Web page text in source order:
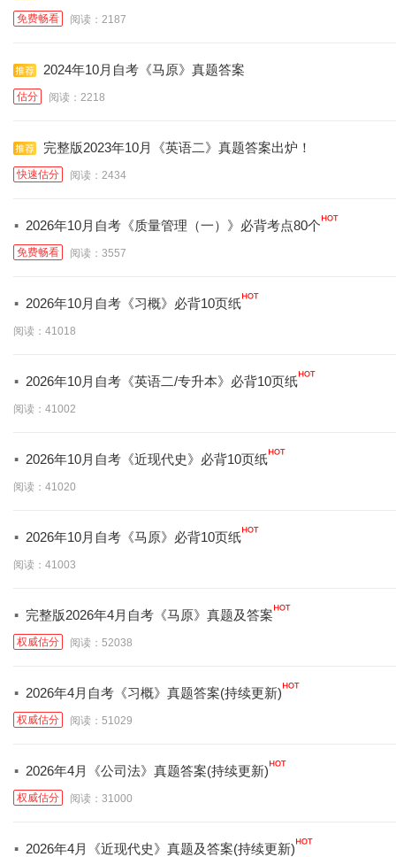
免费畅看 阅读：2187
2024年10月自考《马原》真题答案
估分 阅读：2218
完整版2023年10月《英语二》真题答案出炉！
快速估分 阅读：2434
· 2026年10月自考《质量管理（一）》必背考点80个
免费畅看 阅读：3557
· 2026年10月自考《习概》必背10页纸
阅读：41018
· 2026年10月自考《英语二/专升本》必背10页纸
阅读：41002
· 2026年10月自考《近现代史》必背10页纸
阅读：41020
· 2026年10月自考《马原》必背10页纸
阅读：41003
· 完整版2026年4月自考《马原》真题及答案
权威估分 阅读：52038
· 2026年4月自考《习概》真题答案(持续更新)
权威估分 阅读：51029
· 2026年4月《公司法》真题答案(持续更新)
权威估分 阅读：31000
· 2026年4月《近现代史》真题及答案(持续更新)